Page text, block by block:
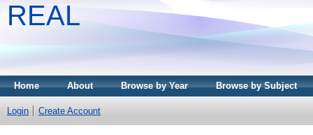
REAL
Home About Browse by Year Browse by Subject
Login Create Account